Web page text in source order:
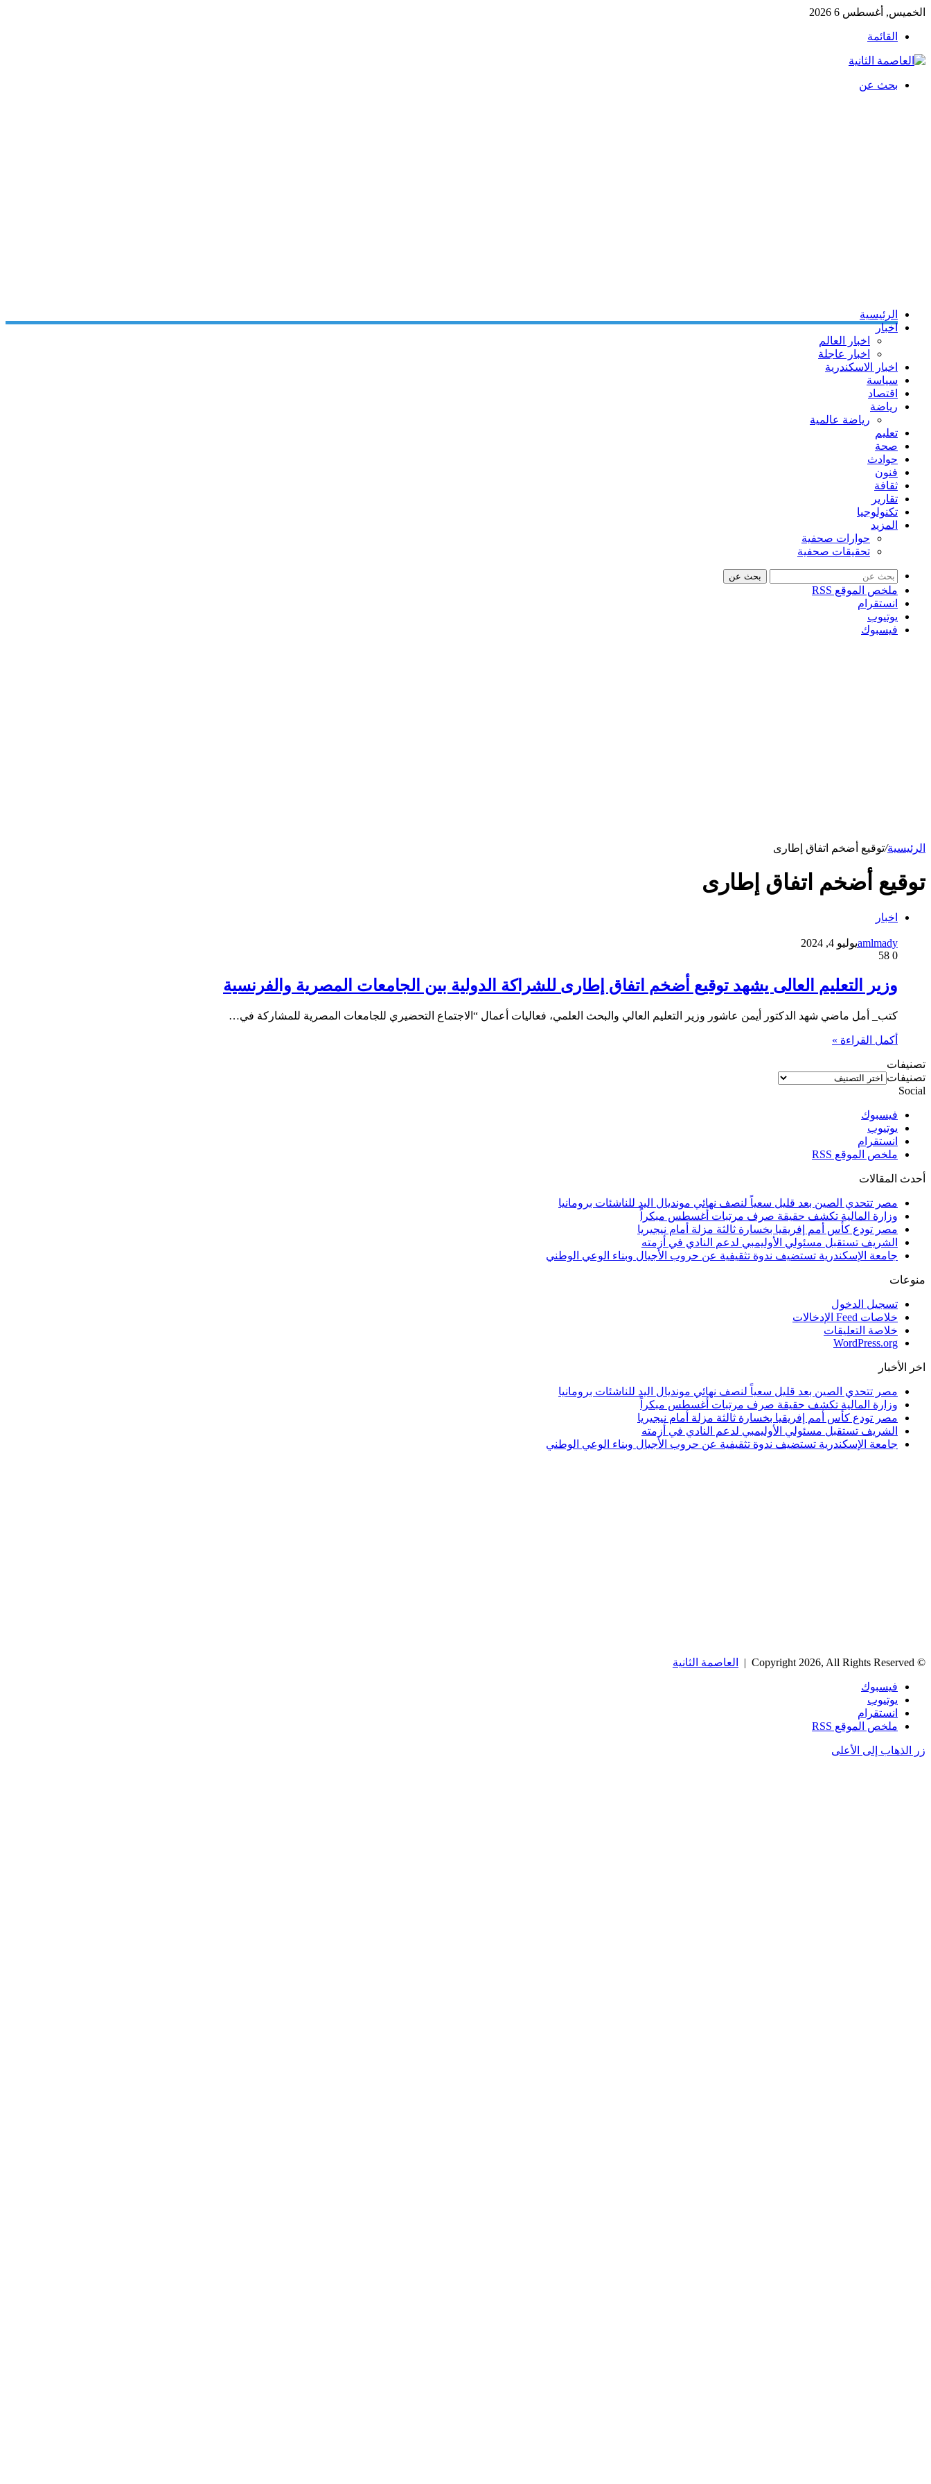
الخميس, أغسطس 6 2026
القائمة
بحث عن
الرئيسية
اخبار
اخبار العالم
اخبار عاجلة
اخبار الاسكندرية
سياسة
اقتصاد
رياضة
رياضة عالمية
تعليم
صحة
حوادث
فنون
ثقافة
تقارير
تكنولوجيا
المزيد
حوارات صحفية
تحقيقات صحفية
بحث عن
ملخص الموقع RSS
انستقرام
يوتيوب
فيسبوك
الرئيسية/توقيع أضخم اتفاق إطارى
توقيع أضخم اتفاق إطارى
اخبار
amlmadyيوليو 4, 2024
0
وزير التعليم العالى يشهد توقيع أضخم اتفاق إطارى للشراكة الدولية بين الجامعات المصرية والفرنسية
كتب_ أمل ماضي شهد الدكتور أيمن عاشور وزير التعليم العالي والبحث العلمي، فعاليات أعمال “الاجتماع التحضيري للجامعات المصرية للمشاركة في…
أكمل القراءة »
تصنيفات
تصنيفات
Social
فيسبوك
يوتيوب
انستقرام
ملخص الموقع RSS
أحدث المقالات
مصر تتحدي الصين بعد قليل سعياً لنصف نهائي مونديال اليد للناشئات برومانيا
وزارة المالية تكشف حقيقة صرف مرتبات أغسطس مبكراً
مصر تودع كأس أمم إفريقيا بخسارة ثالثة مزلة أمام نيجيريا
الشريف تستقبل مسئولي الأوليمبي لدعم النادي في أزمته
جامعة الإسكندرية تستضيف ندوة تثقيفية عن حروب الأجيال وبناء الوعي الوطني
منوعات
تسجيل الدخول
خلاصات Feed الإدخالات
خلاصة التعليقات
WordPress.org
اخر الأخبار
مصر تتحدي الصين بعد قليل سعياً لنصف نهائي مونديال اليد للناشئات برومانيا
وزارة المالية تكشف حقيقة صرف مرتبات أغسطس مبكراً
مصر تودع كأس أمم إفريقيا بخسارة ثالثة مزلة أمام نيجيريا
الشريف تستقبل مسئولي الأوليمبي لدعم النادي في أزمته
جامعة الإسكندرية تستضيف ندوة تثقيفية عن حروب الأجيال وبناء الوعي الوطني
© Copyright 2026, All Rights Reserved | العاصمة الثانية
فيسبوك
يوتيوب
انستقرام
ملخص الموقع RSS
زر الذهاب إلى الأعلى